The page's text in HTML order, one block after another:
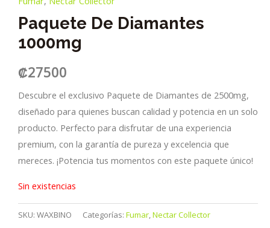
Paquete De Diamantes
1000mg
₡27500
Descubre el exclusivo Paquete de Diamantes de 2500mg,
diseñado para quienes buscan calidad y potencia en un solo
producto. Perfecto para disfrutar de una experiencia
premium, con la garantía de pureza y excelencia que
mereces. ¡Potencia tus momentos con este paquete único!
Sin existencias
SKU: WAXBINO Categorías: Fumar,Nectar Collector